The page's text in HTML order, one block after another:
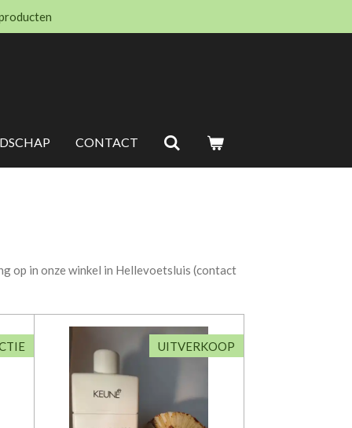
CONTACT
op in onze winkel in Hellevoetsluis (contact
UITVERKOOP